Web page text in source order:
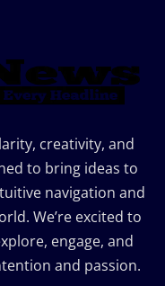
creativity, and
to bring ideas to
navigation and
We’re excited to
engage, and
and passion.